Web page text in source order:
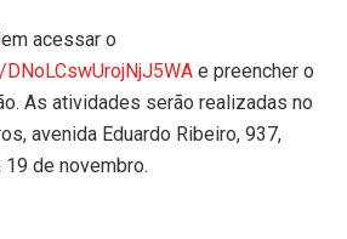
acessar o
UrojNjJ5WA e preencher o
As atividades serão realizadas no
avenida Eduardo Ribeiro, 937,
19 de novembro.